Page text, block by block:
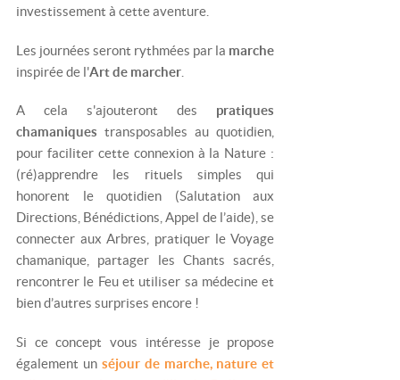
investissement à cette aventure.
Les journées seront rythmées par la marche
inspirée de l'Art de marcher.
A cela s'ajouteront des pratiques
chamaniques transposables au quotidien,
pour faciliter cette connexion à la Nature :
(ré)apprendre les rituels simples qui
honorent le quotidien (Salutation aux
Directions, Bénédictions, Appel de l’aide), se
connecter aux Arbres, pratiquer le Voyage
chamanique, partager les Chants sacrés,
rencontrer le Feu et utiliser sa médecine et
bien d’autres surprises encore !
Si ce concept vous intéresse je propose
également un séjour de marche, nature et